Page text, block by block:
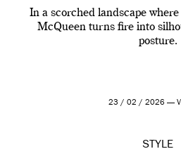
In a scorched landscape
McQueen turns fire into
posture.
23 / 02 / 2026 —
STYLE